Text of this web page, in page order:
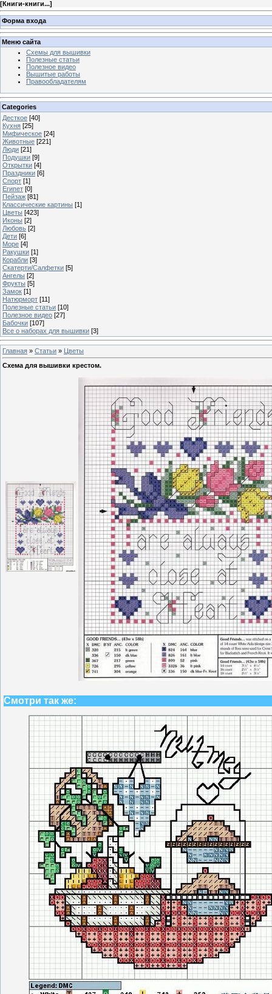
[Книги-книги...]
Форма входа
Меню сайта
Схемы для вышивки
Полезные статьи
Полезное видео
Вышитые работы
Правообладателям
Categories
Десткое [40]
Кухня [25]
Мифическое [24]
Животные [221]
Люди [21]
Подушки [9]
Открытки [4]
Праздники [6]
Спорт [1]
Египет [0]
Пейзаж [81]
Классические картины [1]
Цветы [423]
Иконы [2]
Любовь [2]
Дети [6]
Море [4]
Ракушки [1]
Корабли [3]
Скатерти/Салфетки [5]
Ангелы [2]
Фрукты [5]
Замок [1]
Натюрморт [11]
Полезные статьи [10]
Полезное видео [27]
Бабочки [107]
Все о наборах для вышивки [3]
Главная » Статьи » Цветы
Схема для вышивки крестом.
Смотри так же: